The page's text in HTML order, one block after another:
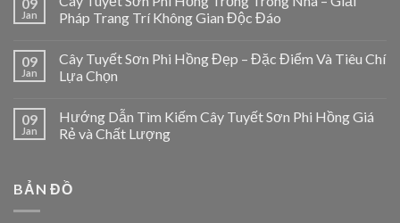
Jan
Pháp Trang Trí Không Gian Độc Đáo
09
Jan
Cây Tuyết Sơn Phi Hồng Đẹp – Đặc Điểm Và Tiêu Chí
Lựa Chọn
09
Jan
Hướng Dẫn Tìm Kiếm Cây Tuyết Sơn Phi Hồng Giá
Rẻ và Chất Lượng
BẢN ĐỒ